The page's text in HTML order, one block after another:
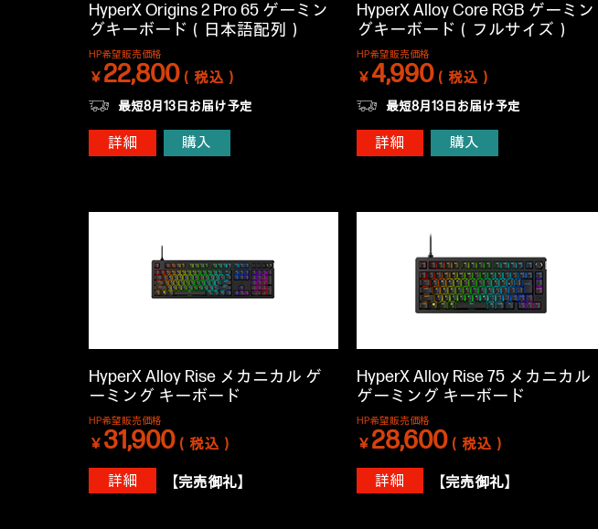
HyperX Origins 2 Pro 65 ゲーミン
グキーボード（日本語配列）
HP希望販売価格
￥ 22,800（税込）
最短8月13日お届け予定
詳細 購入
HyperX Alloy Core RGB ゲーミン
グキーボード（フルサイズ）
HP希望販売価格
￥4,990（税込）
最短8月13日お届け予定
詳細 購入
HyperX Alloy Rise メカニカル ゲ
ーミング キーボード
HP希望販売価格
￥ 31,900（税込）
詳細 【完売御礼】
HyperX Alloy Rise 75 メカニカル
ゲーミング キーボード
HP希望販売価格
￥ 28,600（税込）
詳細 【完売御礼】